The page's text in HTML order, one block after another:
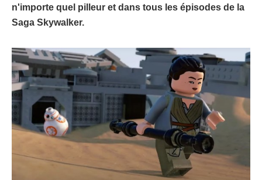
n'importe quel pilleur et dans tous les épisodes de la
Saga Skywalker.